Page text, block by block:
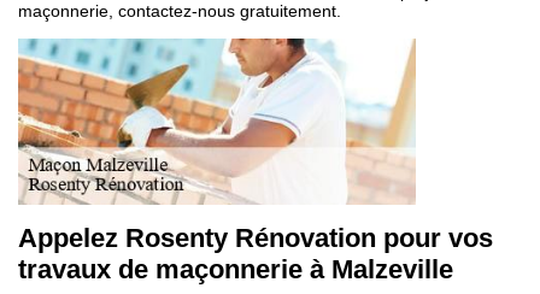
maçonnerie, contactez-nous gratuitement.
Appelez Rosenty Rénovation pour vos
travaux de maçonnerie à Malzeville